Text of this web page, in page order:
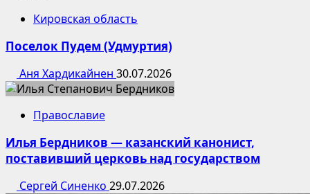
Кировская область
Поселок Пудем (Удмуртия)
Аня Хардикайнен 30.07.2026
Православие
Илья Бердников — казанский канонист,
поставивший церковь над государством
Сергей Синенко 29.07.2026